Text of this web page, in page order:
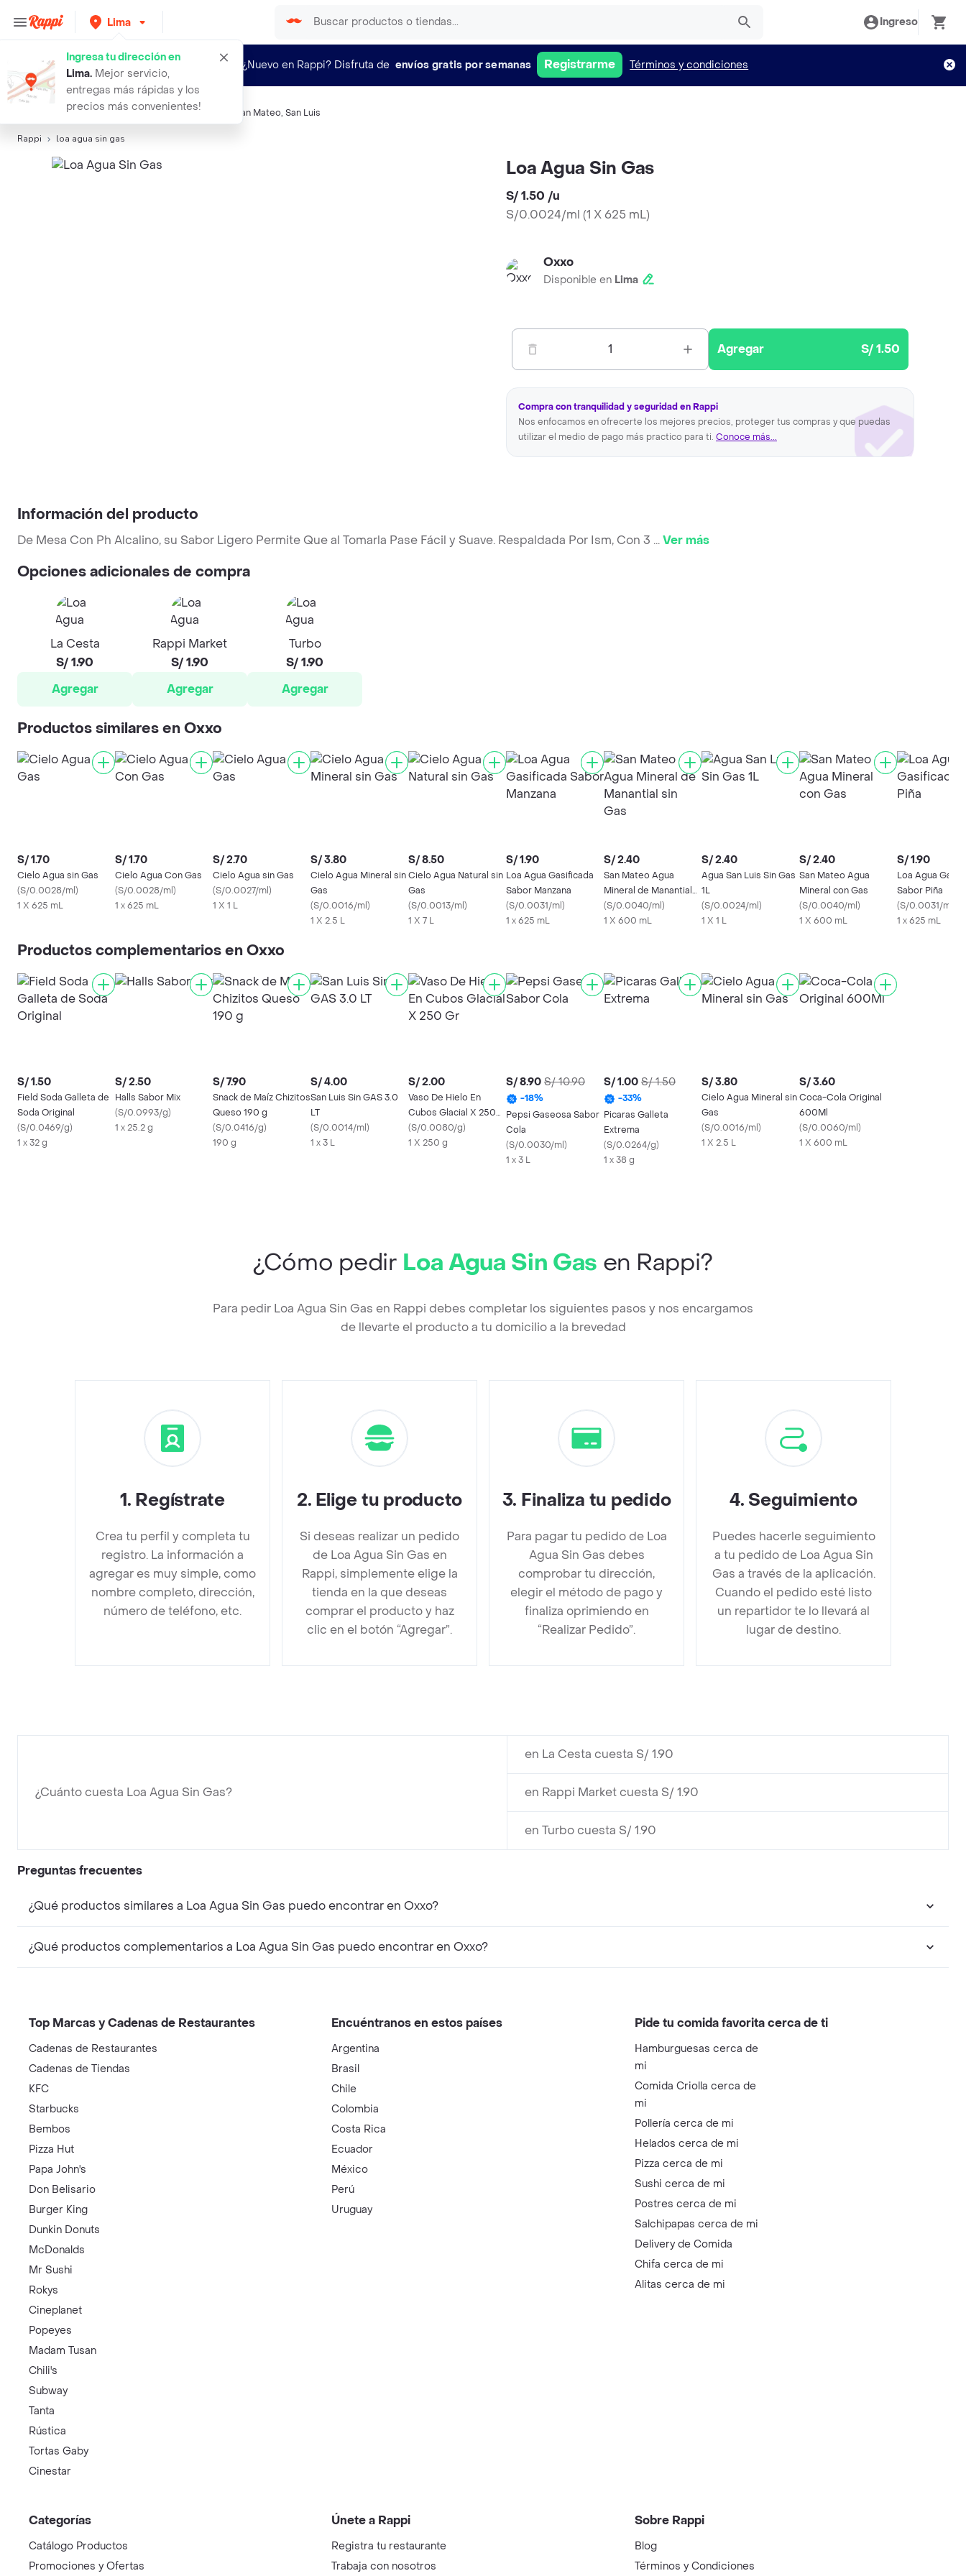
Lima
Ingresa tu dirección en
Lima. Mejor servicio,
entregas más rápidas y los
precios más convenientes!
Ingreso
¿Nuevo en Rappi? Disfruta de envíos gratis por semanas Registrarme Términos y condiciones
Búsquedas relacionadas: Agua Natural,Loa San Mateo, San Luis
Rappi loa agua sin gas
Loa Agua Sin Gas
S/ 1.50 /u
S/0.0024/ml (1 X 625 mL)
Oxxo
Disponible en Lima
1 Agregar S/ 1.50
Compra con tranquilidad y seguridad en Rappi
Nos enfocamos en ofrecerte los mejores precios, proteger tus compras y que puedas
utilizar el medio de pago más practico para ti. Conoce más...
Información del producto
De Mesa Con Ph Alcalino, su Sabor Ligero Permite Que al Tomarla Pase Fácil y Suave. Respaldada Por Ism, Con 3 ...Ver más
Opciones adicionales de compra
La Cesta
S/ 1.90
Agregar
Rappi Market
S/ 1.90
Agregar
Turbo
S/ 1.90
Agregar
Productos similares en Oxxo
S/ 1.70
Cielo Agua sin Gas
(S/0.0028/ml)
1 X 625 mL
S/ 1.70
Cielo Agua Con Gas
(S/0.0028/ml)
1 x 625 mL
S/ 2.70
Cielo Agua sin Gas
(S/0.0027/ml)
1 X 1 L
S/ 3.80
Cielo Agua Mineral sin
Gas
(S/0.0016/ml)
1 X 2.5 L
S/ 8.50
Cielo Agua Natural sin
Gas
(S/0.0013/ml)
1 X 7 L
S/ 1.90
Loa Agua Gasificada
Sabor Manzana
(S/0.0031/ml)
1 x 625 mL
S/ 2.40
San Mateo Agua
Mineral de Manantial
sin Gas
(S/0.0040/ml)
1 X 600 mL
S/ 2.40
Agua San Luis Sin Gas
1L
(S/0.0024/ml)
1 X 1 L
S/ 2.40
San Mateo Agua
Mineral con Gas
(S/0.0040/ml)
1 X 600 mL
S/ 1.90
Loa Agua
Sabor Piña
(S/0.0031/ml
1 x 625 mL
Productos complementarios en Oxxo
S/ 1.50
Field Soda Galleta de
Soda Original
(S/0.0469/g)
1 x 32 g
S/ 2.50
Halls Sabor Mix
(S/0.0993/g)
1 x 25.2 g
S/ 7.90
Snack de Maíz Chizitos
Queso 190 g
(S/0.0416/g)
190 g
S/ 4.00
San Luis Sin GAS 3.0
LT
(S/0.0014/ml)
1 x 3 L
S/ 2.00
Vaso De Hielo En
Cubos Glacial X 250
Gr
(S/0.0080/g)
1 X 250 g
S/ 8.90 S/ 10.90
-18%
Pepsi Gaseosa Sabor
Cola
(S/0.0030/ml)
1 x 3 L
S/ 1.00 S/ 1.50
-33%
Picaras Galleta
Extrema
(S/0.0264/g)
1 x 38 g
S/ 3.80
Cielo Agua Mineral sin
Gas
(S/0.0016/ml)
1 X 2.5 L
S/ 3.60
Coca-Cola Original
600Ml
(S/0.0060/ml)
1 X 600 mL
¿Cómo pedir Loa Agua Sin Gas en Rappi?
Para pedir Loa Agua Sin Gas en Rappi debes completar los siguientes pasos y nos encargamos
de llevarte el producto a tu domicilio a la brevedad
1. Regístrate
Crea tu perfil y completa tu
registro. La información a
agregar es muy simple, como
nombre completo, dirección,
número de teléfono, etc.
2. Elige tu producto
Si deseas realizar un pedido
de Loa Agua Sin Gas en
Rappi, simplemente elige la
tienda en la que deseas
comprar el producto y haz
clic en el botón “Agregar”.
3. Finaliza tu pedido
Para pagar tu pedido de Loa
Agua Sin Gas debes
comprobar tu dirección,
elegir el método de pago y
finaliza oprimiendo en
“Realizar Pedido”.
4. Seguimiento
Puedes hacerle seguimiento
a tu pedido de Loa Agua Sin
Gas a través de la aplicación.
Cuando el pedido esté listo
un repartidor te lo llevará al
lugar de destino.
¿Cuánto cuesta Loa Agua Sin Gas?
en La Cesta cuesta S/ 1.90
en Rappi Market cuesta S/ 1.90
en Turbo cuesta S/ 1.90
Preguntas frecuentes
¿Qué productos similares a Loa Agua Sin Gas puedo encontrar en Oxxo?
¿Qué productos complementarios a Loa Agua Sin Gas puedo encontrar en Oxxo?
Top Marcas y Cadenas de Restaurantes
Cadenas de Restaurantes
Cadenas de Tiendas
KFC
Starbucks
Bembos
Pizza Hut
Papa John's
Don Belisario
Burger King
Dunkin Donuts
McDonalds
Mr Sushi
Rokys
Cineplanet
Popeyes
Madam Tusan
Chili's
Subway
Tanta
Rústica
Tortas Gaby
Cinestar
Encuéntranos en estos países
Argentina
Brasil
Chile
Colombia
Costa Rica
Ecuador
México
Perú
Uruguay
Pide tu comida favorita cerca de ti
Hamburguesas cerca de
mi
Comida Criolla cerca de
mi
Pollería cerca de mi
Helados cerca de mi
Pizza cerca de mi
Sushi cerca de mi
Postres cerca de mi
Salchipapas cerca de mi
Delivery de Comida
Chifa cerca de mi
Alitas cerca de mi
Categorías
Catálogo Productos
Promociones y Ofertas
Únete a Rappi
Registra tu restaurante
Trabaja con nosotros
Sobre Rappi
Blog
Términos y Condiciones